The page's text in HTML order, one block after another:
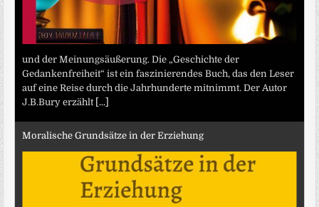
und der Meinungsäußerung. Die „Geschichte der
Gedankenfreiheit“ ist ein faszinierendes Buch, das den Leser
auf eine Reise durch die Jahrhunderte mitnimmt. Der Autor
J.B.Bury erzählt [...]
Moralische Grundsätze in der Erziehung